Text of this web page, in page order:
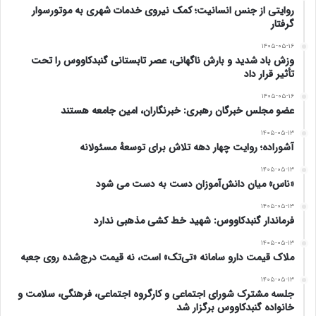
می‌یابد — با یونیفورم، خشونت، و چوب‌دستی.
• مادر: شخصیتی سرکوب‌شده، که هم ترحم دارد و هم ترس.
• خواهر: در ابتدا مهربان، اما به‌تدریج بدل به عنصری طردکننده
و در نهایت نیروی تصمیم‌گیرنده برای نابودی گرگور.
گرگور، که پیش‌تر نان‌آور خانه بود، پس از سقوط از کارکرد
اقتصادی‌اش، حق زیستن در خانه‌اش را از دست می‌دهد.
این خانواده، «محبت» را نه از روی نسبت خونی، بلکه از روی
نقشِ سودمندی اجتماعی تعریف می‌کند.
قدرت بی‌چهره، مرگ بی‌فریاد
هیچ‌گاه روشن نمی‌شود چرا گرگور دگردیسی یافته. حتی خودش
نیز هیچ‌گاه این پرسش را نمی‌پرسد. این سکوت، و عدم نیاز به
روایتی از جنس انسانیت؛ کمک نیروی خدمات شهری به موتورسوار
گرفتار
۱۴۰۵-۰۵-۱۶
وزش باد شدید و بارش ناگهانی، عصر تابستانی گنبدکاووس را تحت
تأثیر قرار داد
۱۴۰۵-۰۵-۱۶
عضو مجلس خبرگان رهبری: خبرنگاران، امین جامعه هستند
۱۴۰۵-۰۵-۱۳
آشوراده؛ روایت چهار دهه تلاش برای توسعهٔ مسئولانه
۱۴۰۵-۰۵-۱۳
«ناس» میان دانش‌آموزان دست به دست می شود
۱۴۰۵-۰۵-۱۳
فرماندار گنبدکاووس: شهید خط کشی مذهبی ندارد
۱۴۰۵-۰۵-۱۳
ملاک قیمت دارو سامانه «تی‌تک» است، نه قیمت درج‌شده روی جعبه
۱۴۰۵-۰۵-۱۳
جلسه مشترک شورای اجتماعی و کارگروه اجتماعی، فرهنگی، سلامت و
خانواده گنبدکاووس برگزار شد